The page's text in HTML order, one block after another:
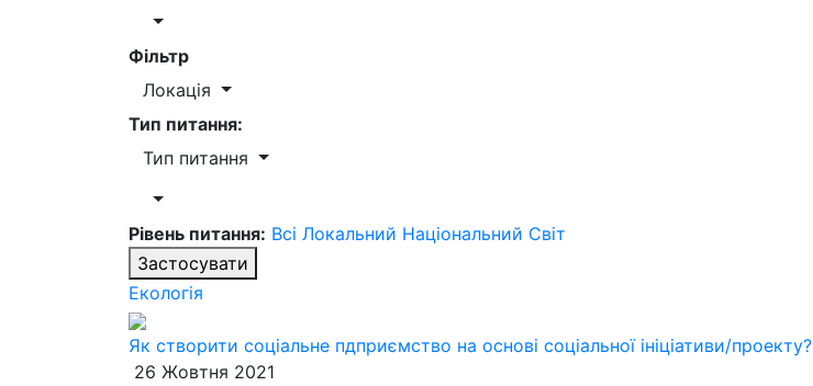
Фільтр
Локація
Тип питання:
Тип питання
Рівень питання: Всі Локальний Національний Світ
Застосувати
Екологія
Як створити соціальне пдприємство на основі соціальної ініціативи/проекту?
26 Жовтня 2021